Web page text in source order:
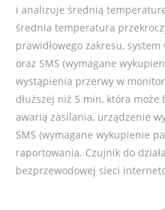
i analizuje średnią
średnia temperatura
prawidłowego zakresu,
oraz SMS (wymagane
wystąpienia przerwy w
dłuższej niż 5 min, która
awarią zasilania, urządzenie
SMS (wymagane wykupienie
raportowania. Czujnik do
bezprzewodowej sieci